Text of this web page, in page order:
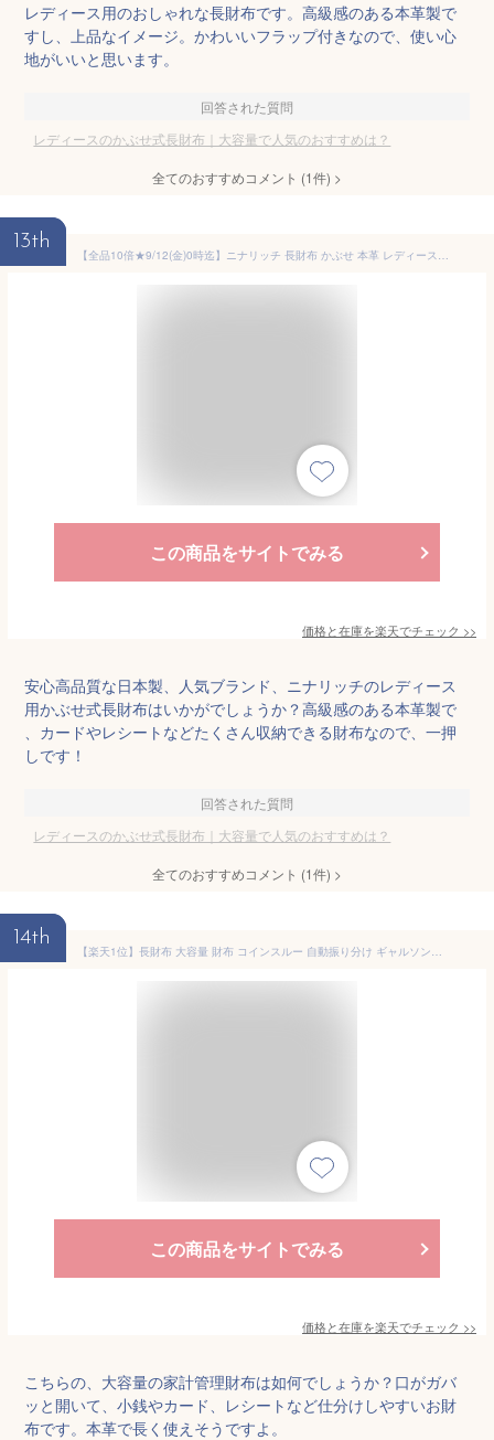
レディース用のおしゃれな長財布です。高級感のある本革製で
すし、上品なイメージ。かわいいフラップ付きなので、使い心
地がいいと思います。
回答された質問
レディースのかぶせ式長財布｜大容量で人気のおすすめは？
全てのおすすめコメント (1件) >
13th
【全品10倍★9/12(金)0時迄】ニナリッチ 長財布 かぶせ 本革 レディース ジャルダンパース 085-1164 日本製 NINA RICCI 上品 花 牛革 レザー
この商品をサイトでみる
価格と在庫を楽天でチェック >>
安心高品質な日本製、人気ブランド、ニナリッチのレディース
用かぶせ式長財布はいかがでしょうか？高級感のある本革製で
、カードやレシートなどたくさん収納できる財布なので、一押
しです！
回答された質問
レディースのかぶせ式長財布｜大容量で人気のおすすめは？
全てのおすすめコメント (1件) >
14th
【楽天1位】長財布 大容量 財布 コインスルー 自動振り分け ギャルソンウォレット レディース メンズ アコーディオン 使いやすい 本革 大容量 お札が折れない 家計財布 小銭入れ 通帳ケース BOX型 やりくり 仕分け たくさん お札を折らない 家計管理財布
この商品をサイトでみる
価格と在庫を楽天でチェック >>
こちらの、大容量の家計管理財布は如何でしょうか？口がガバ
ッと開いて、小銭やカード、レシートなど仕分けしやすいお財
布です。本革で長く使えそうですよ。